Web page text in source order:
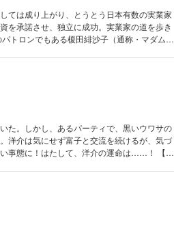
ては成り上がり、とうとう日本有数の実業家
を承諾させ、独立に成功。実業家の道を歩き
トロンでもある榎田緋沙子（通称・マダム）
のか？ 【収録作品】 ・
だふじん＞」 ・VOL.4「スキャンダル」 ・
た。しかし、あるパーティで、黒いウワサの
介は気にせず富子と交流を続けるが、気づ
態に！はたして、洋介の運命は……！ 【収